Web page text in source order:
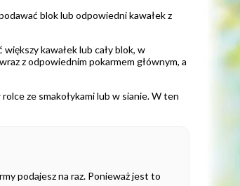
blok lub odpowiedni kawałek z
kawałek lub cały blok, w
z odpowiednim pokarmem głównym, a
ze smakołykami lub w sianie. W ten
podajesz na raz. Ponieważ jest to